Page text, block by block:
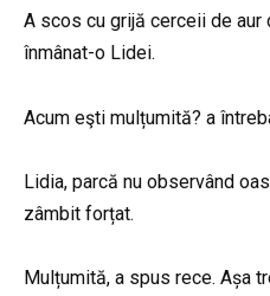
A scos cu grijă cerceii de
înmânat-o Lidei.
Acum eşti mulțumită? a
Lidia, parcă nu observând
zâmbit forțat.
Mulțumită, a spus rece. Așa